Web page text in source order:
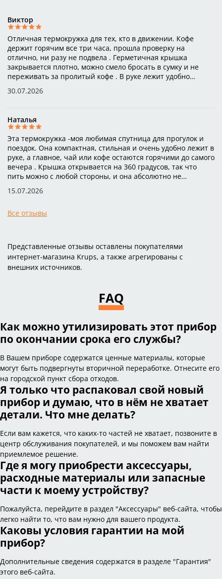
Виктор
Отличная термокружка для тех, кто в движении. Кофе
держит горячим все три часа, прошла проверку на
отлично, ни разу не подвела . Герметичная крышка
закрывается плотно, можно смело бросать в сумку и не
переживать за пролитый кофе . В руке лежит удобно
машины встаёт идеально . Качественная вещь, которую
30.07.2026
Наталья
Эта термокружка -моя любимая спутница для прогулок и
поездок. Она компактная, стильная и очень удобно лежит в
руке, а главное, чай или кофе остаются горячими до самого
вечера . Крышка открывается на 360 градусов, так что
пить можно с любой стороны, и она абсолютно не
легко мыть в посудомойке — просто находка для занятых
15.07.2026
Все отзывы
Представленные отзывы оставлены покупателями
интернет-магазина Krups, а также агрегированы с
внешних источников.
FAQ
Как можно утилизировать этот прибор
по окончании срока его службы?
В Вашем приборе содержатся ценные материалы, которые
могут быть подвергнуты вторичной переработке. Отнесите его
на городской пункт сбора отходов.
Я только что распаковал свой новый
прибор и думаю, что в нём не хватает
детали. Что мне делать?
Если вам кажется, что каких-то частей не хватает, позвоните в
центр обслуживания покупателей, и мы поможем вам найти
приемлемое решение.
Где я могу приобрести аксессуары,
расходные материалы или запасные
части к моему устройству?
Пожалуйста, перейдите в раздел "Аксессуары" веб-сайта, чтобы
легко найти то, что вам нужно для вашего продукта.
Каковы условия гарантии на мой
прибор?
Дополнительные сведения содержатся в разделе "Гарантия"
этого веб-сайта.